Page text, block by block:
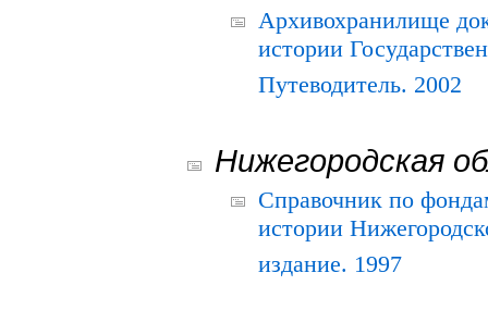
Архивохранилище
истории
Путеводитель. 2002
Нижегородская
Справочник по
истории
издание. 1997